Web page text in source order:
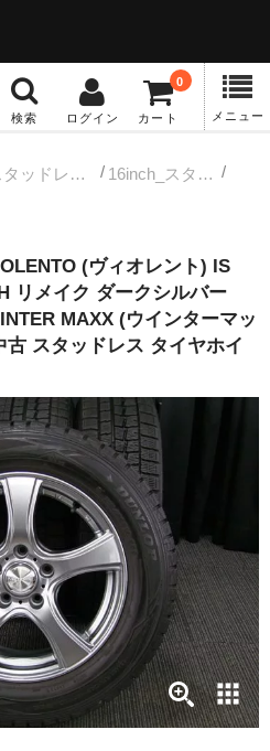
検索 ログイン カート
0
メニュー
ール
ル
ル
ール
ール
ール
ール
ール
スタッドレス中古タイヤホイール
16inch_スタッドレス中古タイヤホイール
(ヴィオレント) IS
リメイク ダークシルバー
MAXX (ウインターマッ
古 スタッドレス タイヤホイ